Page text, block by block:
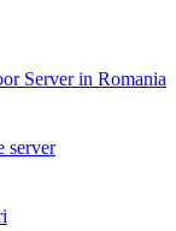
Server in Romania
server